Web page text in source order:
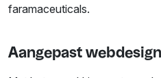
faramaceuticals.
Aangepast webdesign